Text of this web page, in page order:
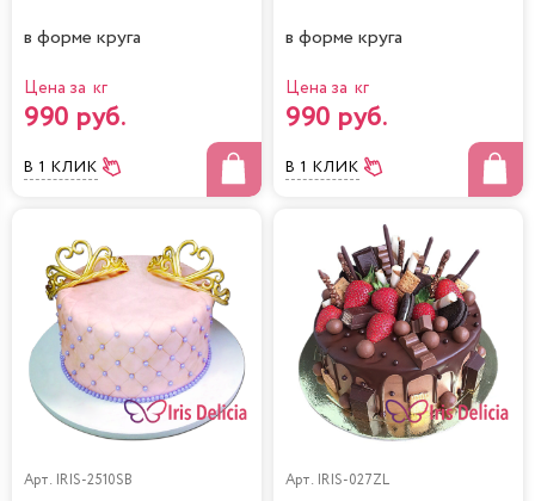
в форме круга
Цена за кг
990 руб.
В 1 КЛИК
в форме круга
Цена за кг
990 руб.
В 1 КЛИК
Арт. IRIS-2510SB Арт. IRIS-027ZL